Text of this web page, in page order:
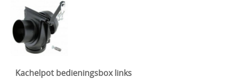
Kachelpot bedieningsbox links